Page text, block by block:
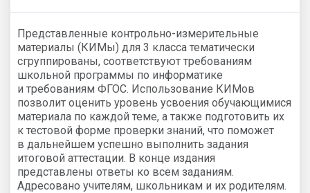
Представленные контрольно-измерительные
материалы (КИМы) для 3 класса тематически
сгруппированы, соответствуют требованиям
школьной программы по информатике
и требованиям ФГОС. Использование КИМов
позволит оценить уровень усвоения обучающимися
материала по каждой теме, а также подготовить их
к тестовой форме проверки знаний, что поможет
в дальнейшем успешно выполнить задания
итоговой аттестации. В конце издания
представлены ответы ко всем заданиям.
Адресовано учителям, школьникам и их родителям.